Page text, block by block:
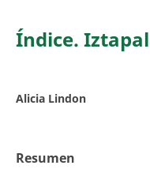
Índice.
Alicia Lindon
Resumen